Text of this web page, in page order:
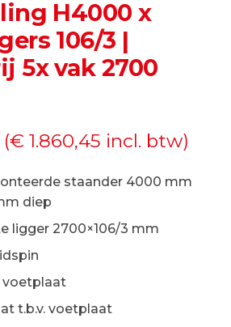
H4000 x
106/3 |
5x vak 2700
(€ 1.860,45 incl. btw)
staander 4000 mm
diep
ligger 2700×106/3 mm
voetplaat
t.b.v. voetplaat